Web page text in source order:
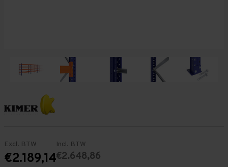
Excl. BTW
€2.189,14
Incl. BTW
€2.648,86